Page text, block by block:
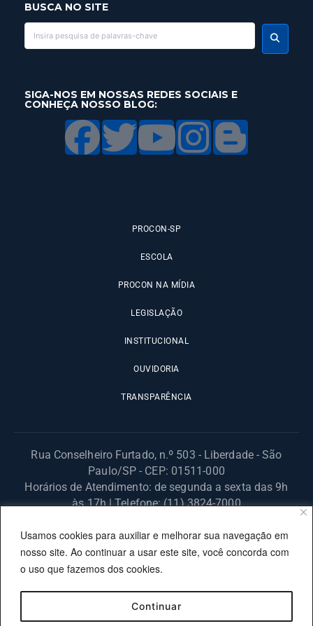
Usamos cookies para auxiliar e melhorar sua navegação em
nosso site. Ao continuar a usar este site, você concorda com
o uso que fazemos dos cookies.
Continuar
BUSCA NO SITE
SIGA-NOS EM NOSSAS REDES SOCIAIS E
CONHEÇA NOSSO BLOG:
PROCON-SP
ESCOLA
PROCON NA MÍDIA
LEGISLAÇÃO
INSTITUCIONAL
OUVIDORIA
TRANSPARÊNCIA
Rua Conselheiro Furtado, n.º 503 - Liberdade - São
Paulo/SP - CEP: 01511-000
Horários de Atendimento: de segunda a sexta das 9h
às 17h | Telefone: (11) 3824-7000
© 2025 Fundação Procon – SP – Todos os direitos reservados. |
Site desenvolvido pela PRODESP.